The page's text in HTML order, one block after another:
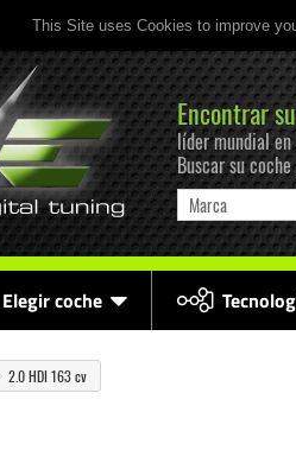
This Site uses Cookies to improve
Encontrar
líder mundial
Buscar su
Marca
Elegir coche
2.0 HDI 163 cv